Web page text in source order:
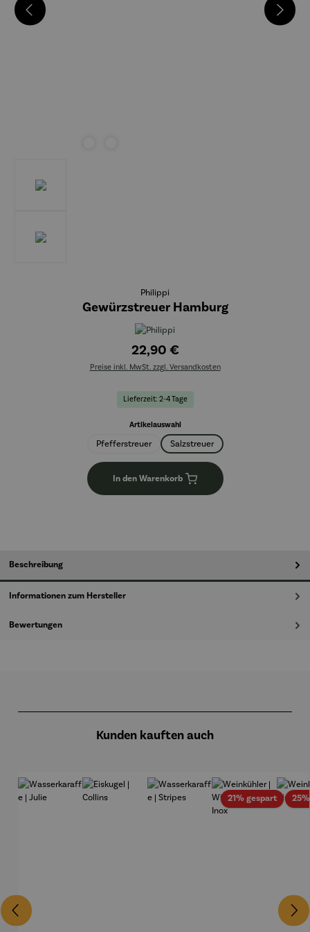
Philippi
Gewürzstreuer Hamburg
22,90 €
Preise inkl. MwSt. zzgl. Versandkosten
Lieferzeit: 2-4 Tage
Artikelauswahlauswählen
Pfefferstreuer Salzstreuer
In den Warenkorb
Beschreibung
Informationen zum Hersteller
Bewertungen
Kunden kauften auch
21% gespartRabatt